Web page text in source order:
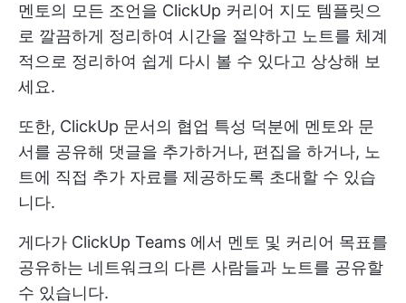
멘토의 모든 조언을 ClickUp 커리어 지도 템플릿으
로 깔끔하게 정리하여 시간을 절약하고 노트를 체계
적으로 정리하여 쉽게 다시 볼 수 있다고 상상해 보
세요.
또한, ClickUp 문서의 협업 특성 덕분에 멘토와 문
서를 공유해 댓글을 추가하거나, 편집을 하거나, 노
트에 직접 추가 자료를 제공하도록 초대할 수 있습
니다.
게다가 ClickUp Teams 에서 멘토 및 커리어 목표를
공유하는 네트워크의 다른 사람들과 노트를 공유할
수 있습니다.